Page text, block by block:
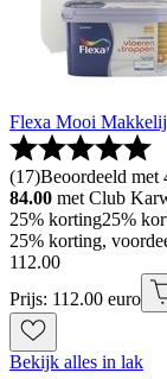
Flexa Mooi
(17)Beoordeeld met
84.00 met Club
25% korting25%
25% korting,
112.00
Prijs: 112.00 euro
Bekijk alles in lak